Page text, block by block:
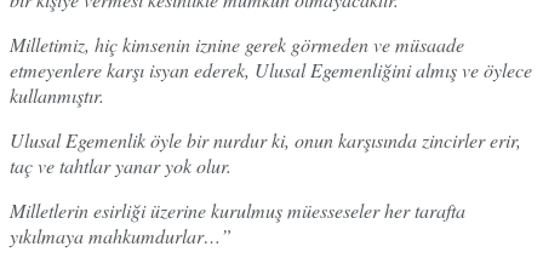
Milletimiz, hiç kimsenin iznine gerek görmeden ve müsaade
etmeyenlere karşı isyan ederek, Ulusal Egemenliğini almış ve öylece
kullanmıştır.
Ulusal Egemenlik öyle bir nurdur ki, onun karşısında zincirler erir,
taç ve tahtlar yanar yok olur.
Milletlerin esirliği üzerine kurulmuş müesseseler her tarafta
yıkılmaya mahkumdurlar…”